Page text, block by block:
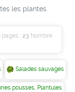
les plantes
: 23 Nombre
Salades sauvages
pousses, Plantules